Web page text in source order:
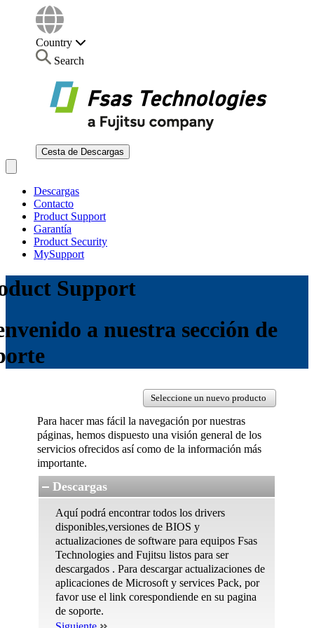
Country
Search
Cesta de Descargas
Descargas
Contacto
Product Support
Garantía
Product Security
MySupport
Support
a nuestra sección de
Seleccione un nuevo producto
Para hacer mas fácil la navegación por nuestras
páginas, hemos dispuesto una visión general de los
servicios ofrecidos así como de la información más
importante.
Descargas
Aquí podrá encontrar todos los drivers
disponibles,versiones de BIOS y
actualizaciones de software para equipos Fsas
Technologies and Fujitsu listos para ser
descargados . Para descargar actualizaciones de
aplicaciones de Microsoft y services Pack, por
favor use el link corespondiende en su pagina
de soporte.